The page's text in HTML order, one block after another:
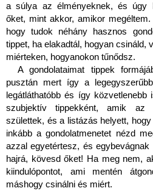
a súlya az élményeknek, és úgy
őket, mint akkor, amikor
hogy tudok néhány hasznos
tippet, ha elakadtál, hogyan csináld,
miérteken, hogyanokon tűnődsz.
A gondolataimat tippek
pusztán mert így a
legátláthatóbb és így
szubjektív tippekként, amik az
születtek, és a listázás helyett,
inkább a gondolatmenetet nézd
azzal egyetértesz, és
hajrá, kövesd őket! Ha meg nem,
kiindulópontot, ami mentén
máshogy csinálni és miért.